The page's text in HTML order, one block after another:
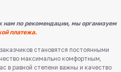
по рекомендации, мы организуем
платежа.
становятся постоянными
максимально комфортным,
в равной степени важны и качество